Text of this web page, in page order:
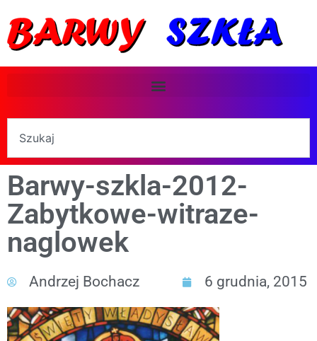
Barwy-szkla-2012-
Zabytkowe-witraze-
naglowek
Andrzej Bochacz 6 grudnia, 2015